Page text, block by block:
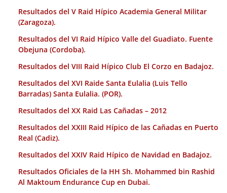
Resultados del V Raid Hípico Academia General Militar
(Zaragoza).
Resultados del VI Raid Hípico Valle del Guadiato. Fuente
Obejuna (Cordoba).
Resultados del VIII Raid Hípico Club El Corzo en Badajoz.
Resultados del XVI Raide Santa Eulalia (Luis Tello
Barradas) Santa Eulalia. (POR).
Resultados del XX Raid Las Cañadas – 2012
Resultados del XXIII Raid Hípico de las Cañadas en Puerto
Real (Cadiz).
Resultados del XXIV Raid Hípico de Navidad en Badajoz.
Resultados Oficiales de la HH Sh. Mohammed bin Rashid
Al Maktoum Endurance Cup en Dubai.